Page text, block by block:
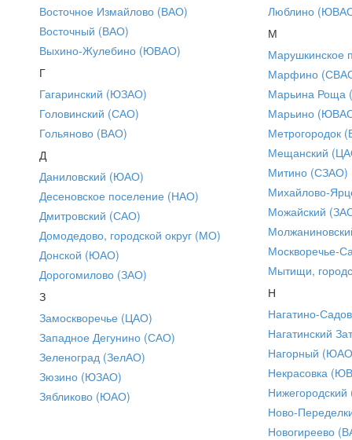
Восточное Измайлово (ВАО)
Восточный (ВАО)
Выхино-Жулебино (ЮВАО)
Г
Гагаринский (ЮЗАО)
Головинский (САО)
Гольяново (ВАО)
Д
Даниловский (ЮАО)
Десеновское поселение (НАО)
Дмитровский (САО)
Домодедово, городской округ (МО)
Донской (ЮАО)
Дорогомилово (ЗАО)
З
Замоскворечье (ЦАО)
Западное Дегунино (САО)
Зеленоград (ЗелАО)
Зюзино (ЮЗАО)
Зябликово (ЮАО)
Люблино
М
Марушкинское
Марфино
Марьина Роща
Марьино
Метрогородок
Мещанский
Митино (СЗАО)
Михайлово-
Можайский
Москворечье-
Мытищи,
Н
Нагатино-
Нагатинский
Нагорный
Некрасовка
Ново-
Новогиреево